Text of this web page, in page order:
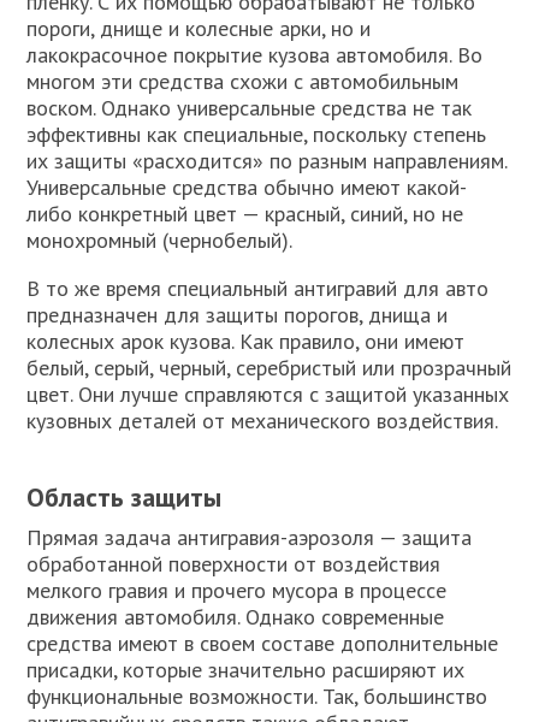
пороги, днище и колесные арки, но и
лакокрасочное покрытие кузова автомобиля. Во
многом эти средства схожи с автомобильным
воском. Однако универсальные средства не так
эффективны как специальные, поскольку степень
их защиты «расходится» по разным направлениям.
Универсальные средства обычно имеют какой-
либо конкретный цвет — красный, синий, но не
монохромный (чернобелый).
В то же время специальный антигравий для авто
предназначен для защиты порогов, днища и
колесных арок кузова. Как правило, они имеют
белый, серый, черный, серебристый или прозрачный
цвет. Они лучше справляются с защитой указанных
кузовных деталей от механического воздействия.
Область защиты
Прямая задача антигравия-аэрозоля — защита
обработанной поверхности от воздействия
мелкого гравия и прочего мусора в процессе
движения автомобиля. Однако современные
средства имеют в своем составе дополнительные
присадки, которые значительно расширяют их
функциональные возможности. Так, большинство